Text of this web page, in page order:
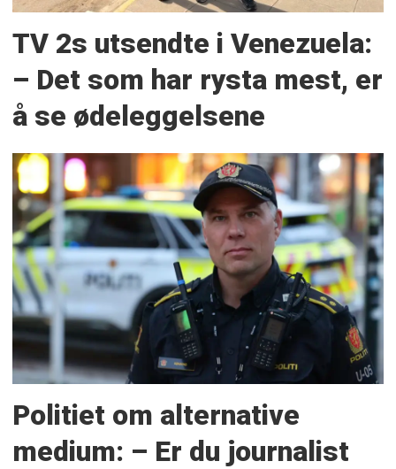
TV 2s utsendte i Venezuela:
– Det som har rysta mest, er
å se ødeleggelsene
Politiet om alternative
medium: – Er du journalist